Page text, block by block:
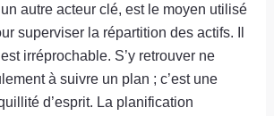
autre acteur clé, est le moyen utilisé
superviser la répartition des actifs. Il
irréprochable. S’y retrouver ne
à suivre un plan ; c’est une
d’esprit. La planification